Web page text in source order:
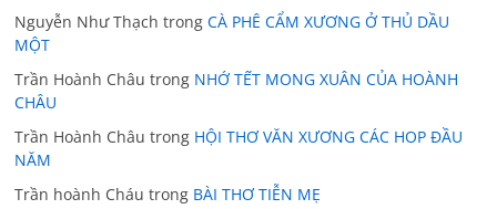
Nguyễn Như Thạch trongCÀ PHÊ CẨM XƯƠNG Ở THỦ DẦU
MỘT
Trần Hoành Châu trong NHỚ TẾT MONG XUÂN CỦA HOÀNH
CHÂU
Trần Hoành Châu trong HỘI THƠ VĂN XƯƠNG CÁC HOP ĐẦU
NĂM
Trần hoành Cháu trong BÀI THƠ TIỄN MẸ